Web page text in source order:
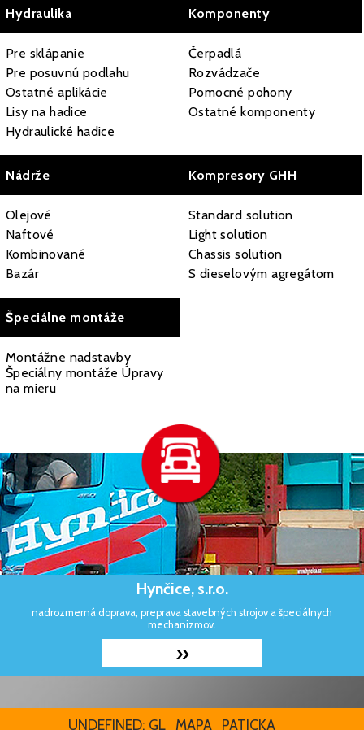
Hydraulika
Pre sklápanie
Pre posuvnú podlahu
Ostatné aplikácie
Lisy na hadice
Hydraulické hadice
Komponenty
Čerpadlá
Rozvádzače
Pomocné pohony
Ostatné komponenty
Nádrže
Olejové
Naftové
Kombinované
Bazár
Kompresory GHH
Standard solution
Light solution
Chassis solution
S dieselovým agregátom
Špeciálne montáže
Montážne nadstavby
Špeciálny montáže Úpravy
na mieru
Hynčice, s.r.o.
nadrozmerná doprava, preprava stavebných strojov a špeciálnych
mechanizmov.
»
UNDEFINED: GL_MAPA_PATICKA